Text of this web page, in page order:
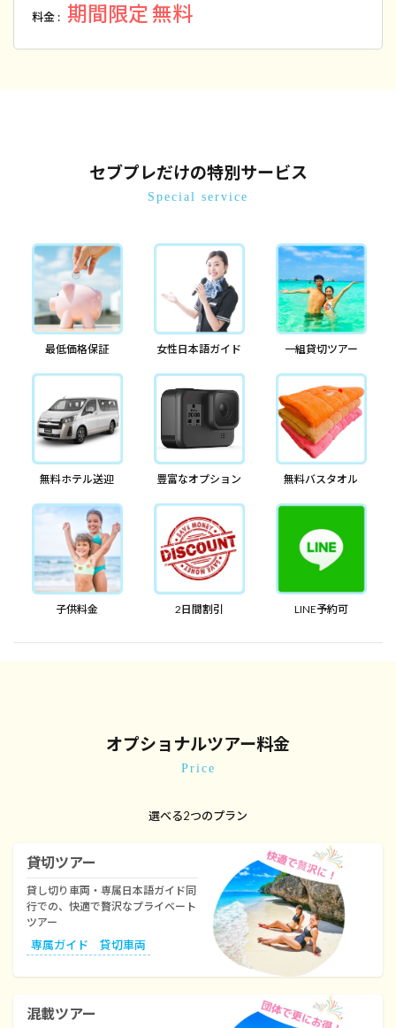
料金 : 期間限定 無料
セブプレだけの特別サービス
Special service
最低価格保証 女性日本語ガイド 一組貸切ツアー
無料ホテル送迎 豊富なオプション 無料バスタオル
子供料金 2日間割引 LINE予約可
オプショナルツアー料金
Price
選べる2つのプラン
貸切ツアー
貸し切り車両・専属日本語ガイド同
行での、快適で贅沢なプライベート
ツアー
専属ガイド 貸切車両
混載ツアー